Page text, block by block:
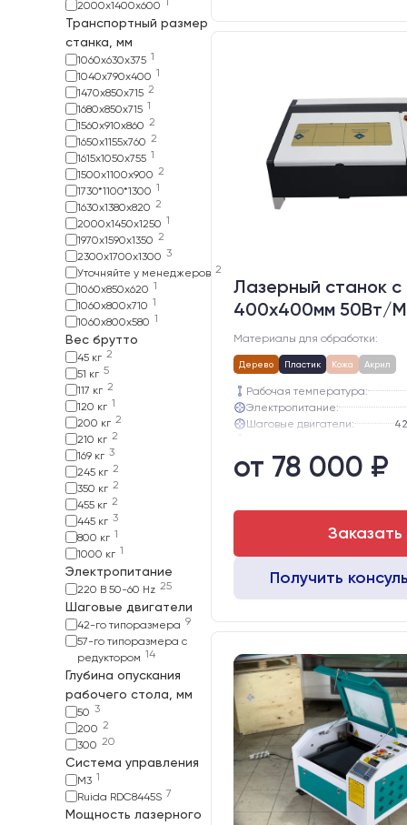
2000х1400х600
Транспортный размер
станка, мм
1060х630х375 1
1040х790х400 1
1470х850х715 2
1680х850х715 1
1560х910х860 2
1650x1155x760 2
1615х1050х755 1
1500х1100х900 2
1730*1100*1300 1
1630х1380х820 2
2000х1450х1250 1
1970х1590х1350 2
2300х1700х1300 3
Уточняйте у менеджеров 2
1060х850х620 1
1060х800х710 1
1060х800х580 1
Вес брутто
45 кг 2
51 кг 5
117 кг 2
120 кг 1
200 кг 2
210 кг 2
169 кг 3
245 кг 2
350 кг 2
455 кг 2
445 кг 3
800 кг 1
1000 кг 1
Электропитание
220 В 50-60 Hz 25
Шаговые двигатели
42-го типоразмера 9
57-го типоразмера с
редуктором 14
Глубина опускания
рабочего стола, мм
50 3
200 2
300 20
Система управления
M3 1
Ruida RDC8445S 7
Мощность лазерного
Лазерный станок c
400х400мм 50Вт/
Материалы для обработки:
Дерево Пластик Кожа Акрил
Рабочая температура:
Электропитание:
Шаговые двигатели:
Направляющие оси Y:
Направляющие оси Х:
от 78 000 ₽
Заказать
Получить